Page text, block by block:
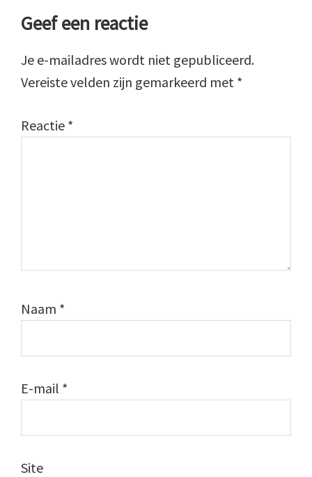
Geef een reactie
Je e-mailadres wordt niet gepubliceerd.
Vereiste velden zijn gemarkeerd met *
Reactie *
Naam *
E-mail *
Site